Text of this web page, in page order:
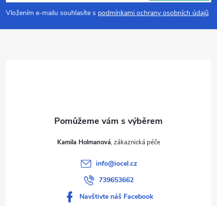
p
a
Vložením e-mailu souhlasíte s podmínkami ochrany osobních údajů
Kamila Holmanová
info@iocel.cz
739653662
Navštivte náš Facebook